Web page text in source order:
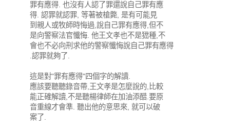
罪有應得. 也沒有人認了罪還說自己罪有應
得. 認罪就認罪, 等著被槍斃, 是有可能見
到親人或牧師時悔過,說自己罪有應得,但不
是向警察法官懺悔. 他王文孝也不是峱種,不
會也不必向刑求他的警察懺悔說自己罪有應得
.認罪就夠了.
這是對"罪有應得"四個字的解讀.
應該要聽聽錄音帶,王文孝是怎麼說的,比較
能正確解讀,不是聽楊律師在加油添醋.要原
音重線才會準. 聽出他的意思來, 就可以破
案了.